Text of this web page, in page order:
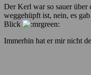
Der Kerl war so sauer über
weggehüpft ist, nein, es
Blick
Immerhin hat er mir nicht